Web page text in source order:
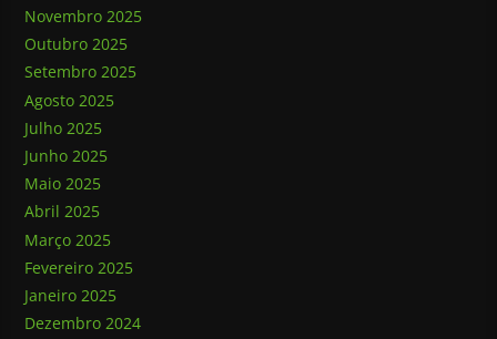
Novembro 2025
Outubro 2025
Setembro 2025
Agosto 2025
Julho 2025
Junho 2025
Maio 2025
Abril 2025
Março 2025
Fevereiro 2025
Janeiro 2025
Dezembro 2024